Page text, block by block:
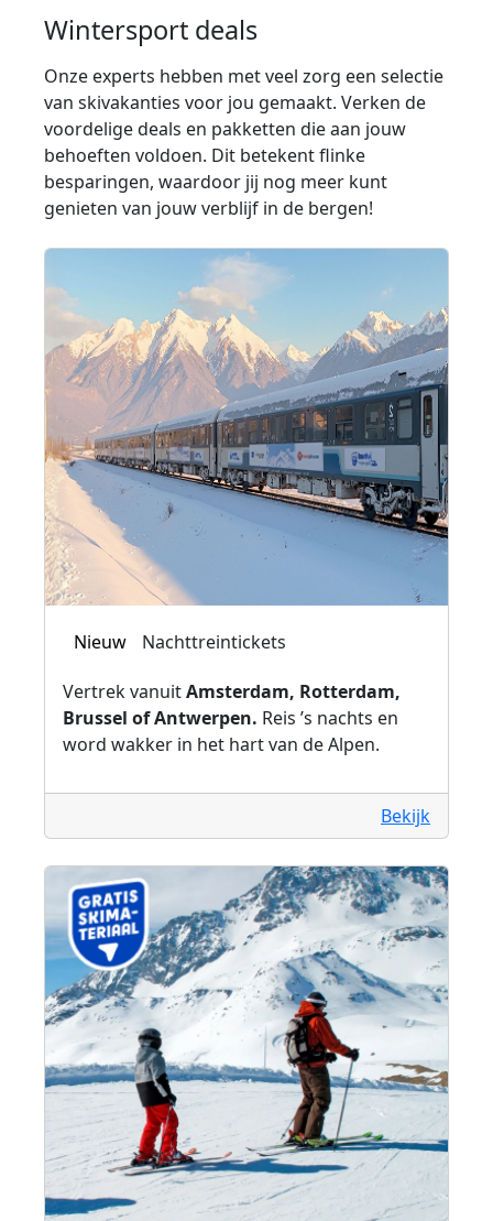
Wintersport deals
Onze experts hebben met veel zorg een selectie
van skivakanties voor jou gemaakt. Verken de
voordelige deals en pakketten die aan jouw
behoeften voldoen. Dit betekent flinke
besparingen, waardoor jij nog meer kunt
genieten van jouw verblijf in de bergen!
Nieuw Nachttreintickets
Vertrek vanuitAmsterdam, Rotterdam,
Brussel of Antwerpen. Reis ’s nachts en
word wakker in het hart van de Alpen.
Bekijk